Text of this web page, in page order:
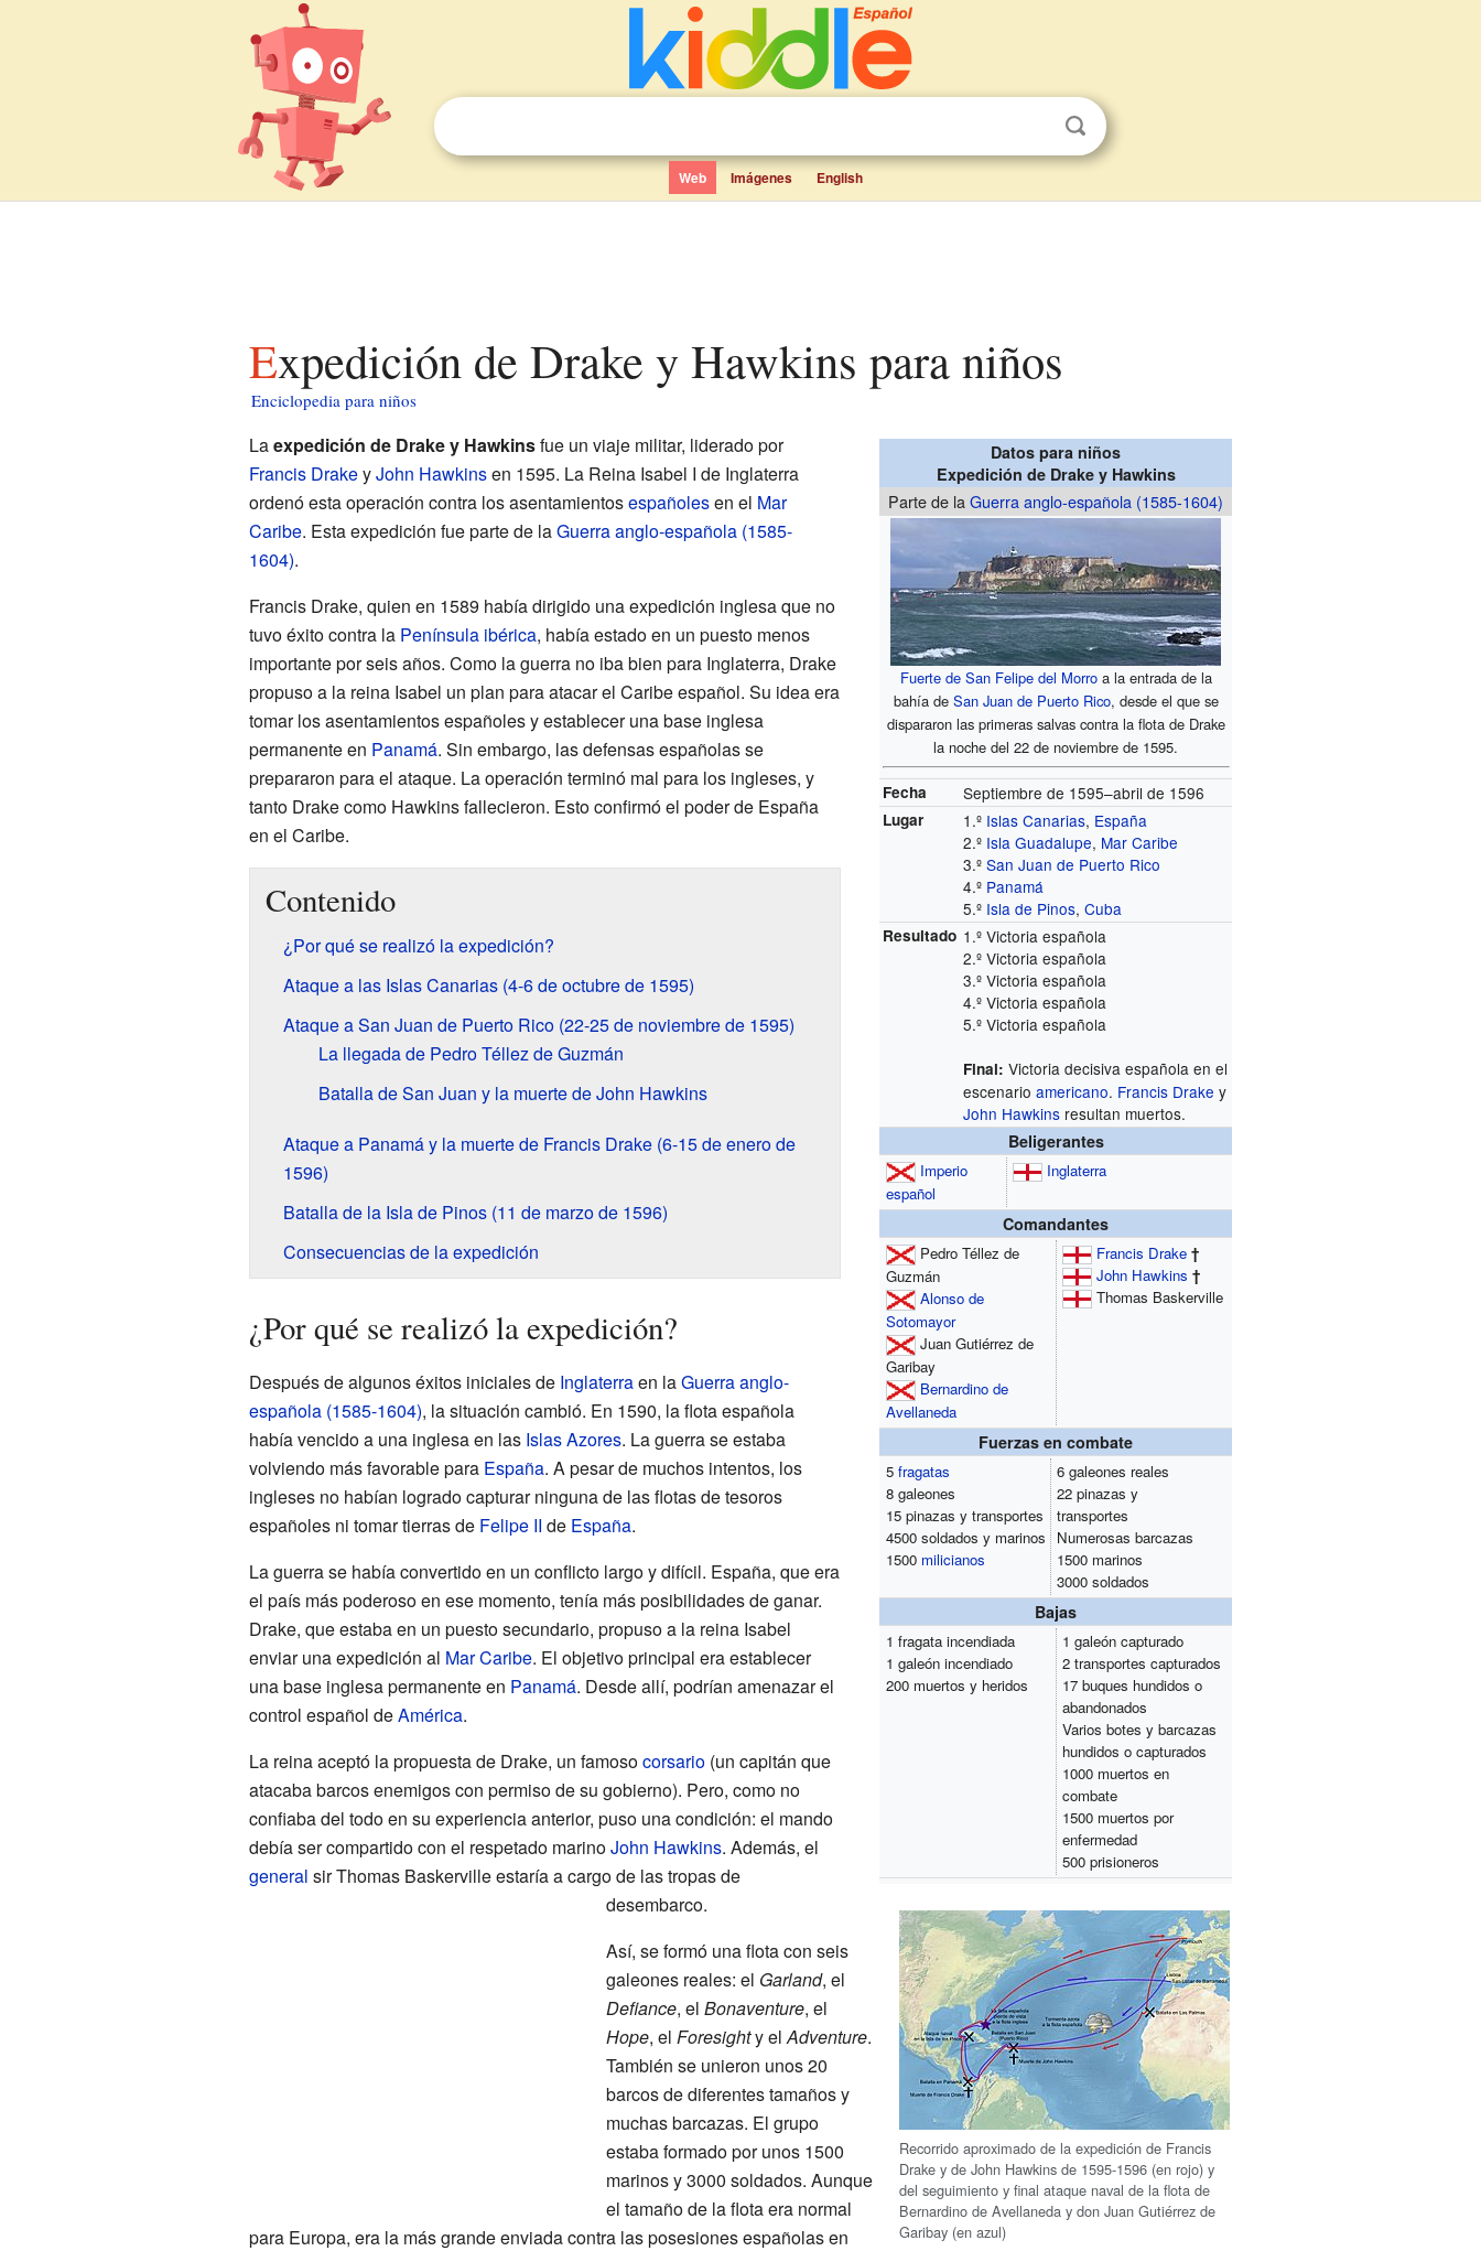
Web Imágenes English
Expedición de Drake y Hawkins para niños
Enciclopedia para niños
Datos para niños
Expedición de Drake y Hawkins
Parte de laGuerra anglo-española (1585-1604)
Fuerte de San Felipe del Morroa la entrada de la
bahía de San Juan de Puerto Rico, desde el que se
dispararon las primeras salvas contra la flota de Drake
la noche del 22 de noviembre de 1595.
Fecha Septiembre de 1595–abril de 1596
Lugar 1.º Islas Canarias, España
2.º Isla Guadalupe, Mar Caribe
3.ºSan Juan de Puerto Rico
4.º Panamá
5.º Isla de Pinos,Cuba
Resultado 1.º Victoria española
2.º Victoria española
3.º Victoria española
4.º Victoria española
5.º Victoria española
Final: Victoria decisiva española en el
escenarioamericano. Francis Drake y
John Hawkins resultan muertos.
Beligerantes
Imperio
español
Inglaterra
Comandantes
Pedro Téllez de
Guzmán
Alonso de
Sotomayor
Juan Gutiérrez de
Garibay
Bernardino de
Avellaneda
Francis Drake †
John Hawkins †
Thomas Baskerville
Fuerzas en combate
5 fragatas
8 galeones
15 pinazas y transportes
4500 soldados y marinos
1500 milicianos
6 galeones reales
22 pinazas y
transportes
Numerosas barcazas
1500 marinos
3000 soldados
Bajas
1 fragata incendiada
1 galeón incendiado
200 muertos y heridos
1 galeón capturado
2 transportes capturados
17 buques hundidos o
abandonados
Varios botes y barcazas
hundidos o capturados
1000 muertos en
combate
1500 muertos por
enfermedad
500 prisioneros
Recorrido aproximado de la expedición de Francis
Drake y de John Hawkins de 1595-1596 (en rojo) y
del seguimiento y final ataque naval de la flota de
Bernardino de Avellaneda y don Juan Gutiérrez de
Garibay (en azul)
Laexpedición de Drake y Hawkinsfue un viaje militar, liderado por
Francis DrakeyJohn Hawkinsen 1595. La Reina Isabel I de Inglaterra
ordenó esta operación contra los asentamientosespañolesen el Mar
Caribe. Esta expedición fue parte de laGuerra anglo-española (1585-
1604).
Francis Drake, quien en 1589 había dirigido una expedición inglesa que no
tuvo éxito contra la Península ibérica, había estado en un puesto menos
importante por seis años. Como la guerra no iba bien para Inglaterra, Drake
propuso a la reina Isabel un plan para atacar el Caribe español. Su idea era
tomar los asentamientos españoles y establecer una base inglesa
permanente en Panamá. Sin embargo, las defensas españolas se
prepararon para el ataque. La operación terminó mal para los ingleses, y
tanto Drake como Hawkins fallecieron. Esto confirmó el poder de España
en el Caribe.
Contenido
¿Por qué se realizó la expedición?
Ataque a las Islas Canarias (4-6 de octubre de 1595)
Ataque a San Juan de Puerto Rico (22-25 de noviembre de 1595)
La llegada de Pedro Téllez de Guzmán
Batalla de San Juan y la muerte de John Hawkins
Ataque a Panamá y la muerte de Francis Drake (6-15 de enero de
1596)
Batalla de la Isla de Pinos (11 de marzo de 1596)
Consecuencias de la expedición
¿Por qué se realizó la expedición?
Después de algunos éxitos iniciales de Inglaterraen laGuerra anglo-
española (1585-1604), la situación cambió. En 1590, la flota española
había vencido a una inglesa en las Islas Azores. La guerra se estaba
volviendo más favorable para España. A pesar de muchos intentos, los
ingleses no habían logrado capturar ninguna de las flotas de tesoros
españoles ni tomar tierras de Felipe II de España.
La guerra se había convertido en un conflicto largo y difícil. España, que era
el país más poderoso en ese momento, tenía más posibilidades de ganar.
Drake, que estaba en un puesto secundario, propuso a la reina Isabel
enviar una expedición al Mar Caribe. El objetivo principal era establecer
una base inglesa permanente en Panamá. Desde allí, podrían amenazar el
control español deAmérica.
La reina aceptó la propuesta de Drake, un famosocorsario(un capitán que
atacaba barcos enemigos con permiso de su gobierno). Pero, como no
confiaba del todo en su experiencia anterior, puso una condición: el mando
debía ser compartido con el respetado marinoJohn Hawkins. Además, el
general sir Thomas Baskerville estaría a cargo de las tropas de
desembarco.
Así, se formó una flota con seis
galeones reales: el Garland, el
Defiance, el Bonaventure, el
Hope, el Foresighty elAdventure.
También se unieron unos 20
barcos de diferentes tamaños y
muchas barcazas. El grupo
estaba formado por unos 1500
marinos y 3000 soldados. Aunque
el tamaño de la flota era normal
para Europa, era la más grande enviada contra las posesiones españolas en